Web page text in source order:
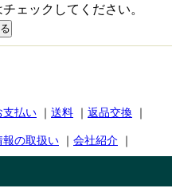
ェックしてください。
支払い ｜ 送料 ｜ 返品交換 ｜
報の取扱い ｜ 会社紹介 ｜